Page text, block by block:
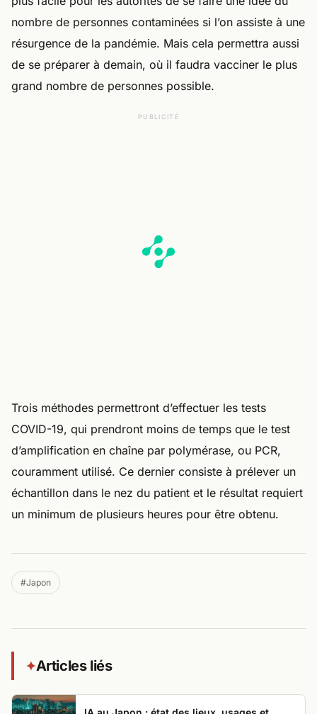
nombre de personnes contaminées si l’on assiste à une
résurgence de la pandémie. Mais cela permettra aussi
de se préparer à demain, où il faudra vacciner le plus
grand nombre de personnes possible.
PUBLICITÉ
Trois méthodes permettront d’effectuer les tests
COVID-19, qui prendront moins de temps que le test
d’amplification en chaîne par polymérase, ou PCR,
couramment utilisé. Ce dernier consiste à prélever un
échantillon dans le nez du patient et le résultat requiert
un minimum de plusieurs heures pour être obtenu.
#Japon
✦Articles liés